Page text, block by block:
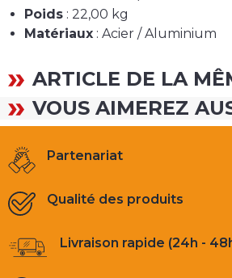
Poids : 22,00 kg
Matériaux : Acier / Aluminium
ARTICLE DE LA
VOUS AIMEREZ
Partenariat
Qualité des produits
Livraison rapide (24h -